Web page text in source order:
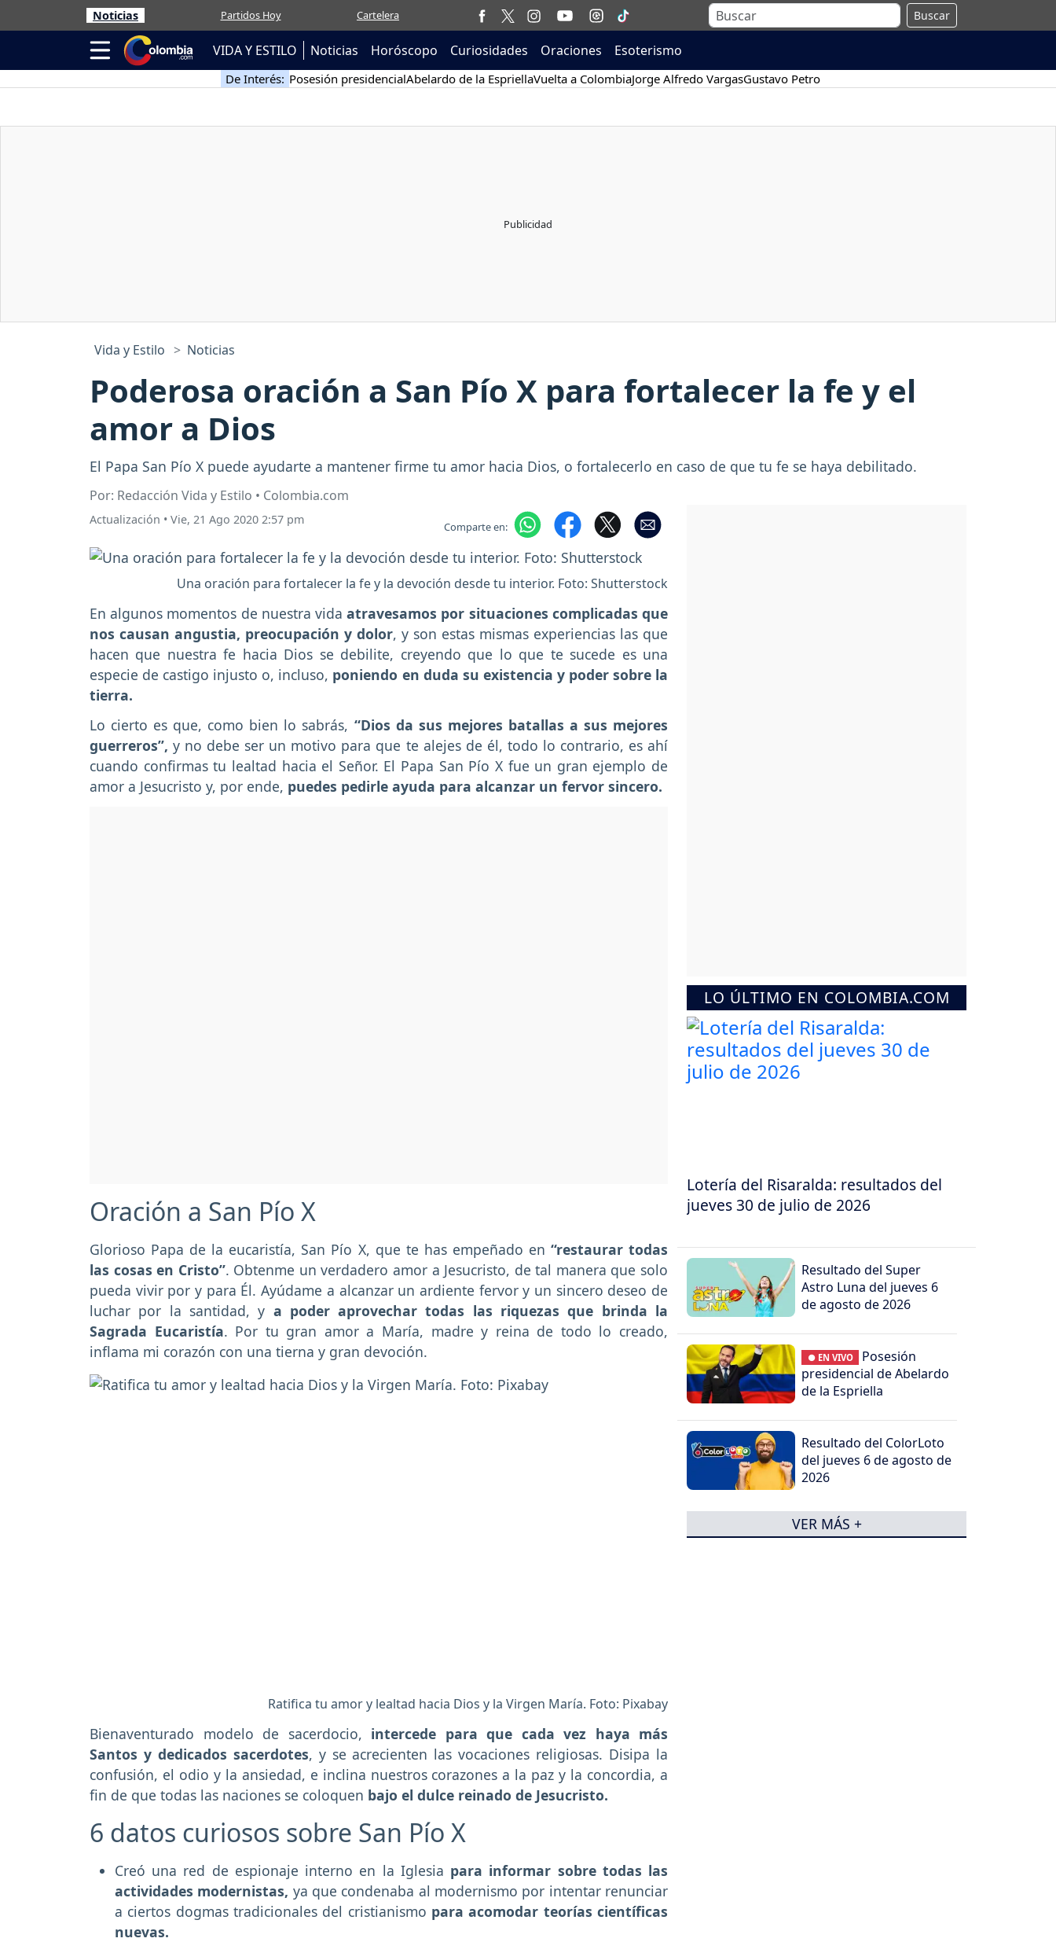
Noticias Partidos Hoy Cartelera Buscar
VIDA Y ESTILO Noticias Horóscopo Curiosidades Oraciones Esoterismo
De Interés: Posesión presidencialAbelardo de la EspriellaVuelta a ColombiaJorge Alfredo VargasGustavo Petro
Vida y Estilo Noticias
Poderosa oración a San Pío X para fortalecer la fe y el
amor a Dios
El Papa San Pío X puede ayudarte a mantener firme tu amor hacia Dios, o fortalecerlo en caso de que tu fe se haya debilitado.
Por: Redacción Vida y Estilo • Colombia.com
Actualización • Vie, 21 Ago 2020 2:57 pm Comparte en:
Una oración para fortalecer la fe y la devoción desde tu interior. Foto: Shutterstock
En algunos momentos de nuestra vidaatravesamos por situaciones complicadas que
nos causan angustia, preocupación y dolor, y son estas mismas experiencias las que
hacen que nuestra fe hacia Dios se debilite, creyendo que lo que te sucede es una
especie de castigo injusto o, incluso, poniendo en duda su existencia y poder sobre la
tierra.
Lo cierto es que, como bien lo sabrás, “Dios da sus mejores batallas a sus mejores
guerreros”, y no debe ser un motivo para que te alejes de él, todo lo contrario, es ahí
cuando confirmas tu lealtad hacia el Señor. El Papa San Pío X fue un gran ejemplo de
amor a Jesucristo y, por ende, puedes pedirle ayuda para alcanzar un fervor sincero.
Oración a San Pío X
Glorioso Papa de la eucaristía, San Pío X, que te has empeñado en “restaurar todas
las cosas en Cristo”. Obtenme un verdadero amor a Jesucristo, de tal manera que solo
pueda vivir por y para Él. Ayúdame a alcanzar un ardiente fervor y un sincero deseo de
luchar por la santidad, y a poder aprovechar todas las riquezas que brinda la
Sagrada Eucaristía. Por tu gran amor a María, madre y reina de todo lo creado,
inflama mi corazón con una tierna y gran devoción.
Ratifica tu amor y lealtad hacia Dios y la Virgen María. Foto: Pixabay
Bienaventurado modelo de sacerdocio, intercede para que cada vez haya más
Santos y dedicados sacerdotes, y se acrecienten las vocaciones religiosas. Disipa la
confusión, el odio y la ansiedad, e inclina nuestros corazones a la paz y la concordia, a
fin de que todas las naciones se coloquen bajo el dulce reinado de Jesucristo.
6 datos curiosos sobre San Pío X
Creó una red de espionaje interno en la Iglesia para informar sobre todas las
actividades modernistas, ya que condenaba al modernismo por intentar renunciar
a ciertos dogmas tradicionales del cristianismo para acomodar teorías científicas
nuevas.
LO ÚLTIMO EN COLOMBIA.COM
Lotería del Risaralda: resultados del
jueves 30 de julio de 2026
Resultado del Super
Astro Luna del jueves 6
de agosto de 2026
● EN VIVO
Posesión
presidencial de Abelardo
de la Espriella
Resultado del ColorLoto
del jueves 6 de agosto de
2026
VER MÁS +